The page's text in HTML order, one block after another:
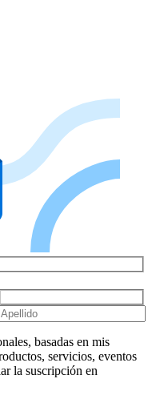
basadas en mis
servicios, eventos
la suscripción en